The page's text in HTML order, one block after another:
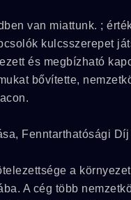
van miattunk. ;
kulcsszerepet
és megbízható
bővítette,
Fenntarthatósági
a
A cég több